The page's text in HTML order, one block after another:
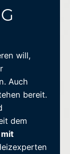
will,
Auch
bereit.
dem